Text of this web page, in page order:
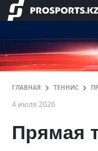
ГЛАВНАЯ ТЕННИС
4 июля 2026
Прямая